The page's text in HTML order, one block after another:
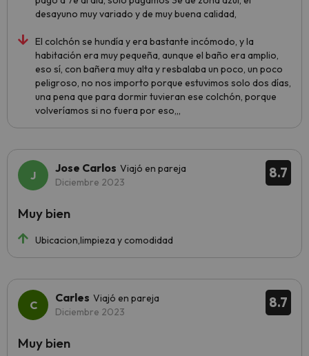
desayuno muy variado y de muy buena calidad,
El colchón se hundía y era bastante incómodo, y la
habitación era muy pequeña, aunque el baño era amplio,
eso sí, con bañera muy alta y resbalaba un poco, un poco
peligroso, no nos importo porque estuvimos solo dos días,
una pena que para dormir tuvieran ese colchón, porque
volveríamos si no fuera por eso,,,
8.7
Jose Carlos Viajó en pareja
Diciembre 2023
Ubicacion,limpieza y comodidad
Muy bien
8.7
Carles Viajó en pareja
Diciembre 2023
Muy bien